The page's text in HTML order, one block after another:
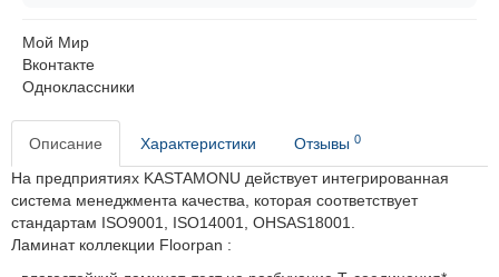
Мой Мир
Вконтакте
Одноклассники
Описание Характеристики Отзывы 0
На предприятиях KASTAMONU действует интегрированная
система менеджмента качества, которая соответствует
стандартам ISO9001, ISO14001, OHSAS18001.
Ламинат коллекции Floorpan :